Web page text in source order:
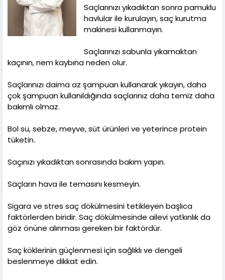
Saçlarınızı yıkadıktan sonra pamuklu
havlular ile kurulayın, saç kurutma
makinesi kullanmayın.
Saçlarınızı sabunla yıkamaktan
kaçının, nem kaybına neden olur.
Saçlarınızı daima az şampuan kullanarak yıkayın, daha
çok şampuan kullanıldığında saçlarınız daha temiz daha
bakımlı olmaz.
Bol su, sebze, meyve, süt ürünleri ve yeterince protein
tüketin.
Saçınızı yıkadıktan sonrasında bakım yapın.
Saçların hava ile temasını kesmeyin.
Sigara ve stres saç dökülmesini tetikleyen başlıca
faktörlerden biridir. Saç dökülmesinde ailevi yatkınlık da
göz önüne alınması gereken bir faktördür.
Saç köklerinin güçlenmesi için sağlıklı ve dengeli
beslenmeye dikkat edin.